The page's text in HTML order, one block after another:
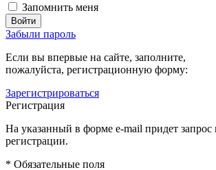
Запомнить меня
Забыли пароль
Если вы впервые на сайте, заполните,
пожалуйста, регистрационную форму:
Зарегистрироваться
Регистрация
На указанный в форме e-mail придет запрос
регистрации.
* Обязательные поля